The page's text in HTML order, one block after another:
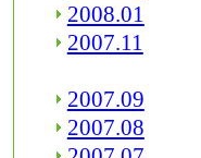
2008.01
2007.11
2007.09
2007.08